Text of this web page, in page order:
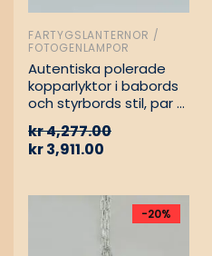
FARTYGSLANTERNOR /
FOTOGENLAMPOR
Autentiska polerade
kopparlyktor i babords
och styrbords stil, par –
oljelampor
kr4,277.00
kr3,911.00
-20%